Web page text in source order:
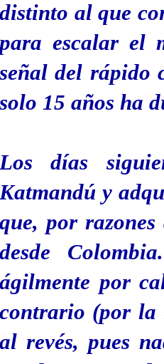
distinto al que
para escalar el
señal del rápido
solo 15 años ha
Los días
Katmandú y
que, por
desde
ágilmente por
contrario (por la
al revés, pues